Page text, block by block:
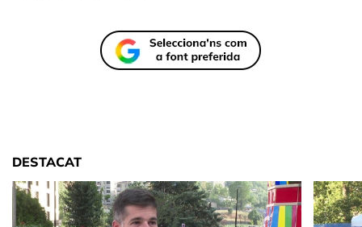
DESTACAT